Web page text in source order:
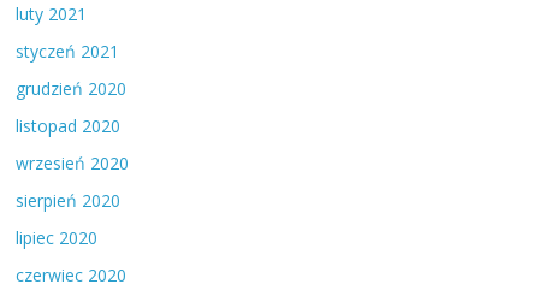
luty 2021
styczeń 2021
grudzień 2020
listopad 2020
wrzesień 2020
sierpień 2020
lipiec 2020
czerwiec 2020